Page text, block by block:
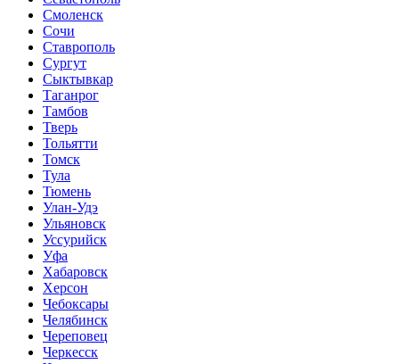
Смоленск
Сочи
Ставрополь
Сургут
Сыктывкар
Таганрог
Тамбов
Тверь
Тольятти
Томск
Тула
Тюмень
Улан-Удэ
Ульяновск
Уссурийск
Уфа
Хабаровск
Херсон
Чебоксары
Челябинск
Череповец
Черкесск